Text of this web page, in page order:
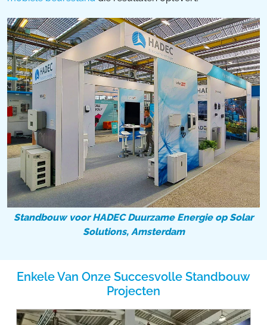
Standbouw voor HADEC Duurzame Energie op Solar
Solutions, Amsterdam
Enkele Van Onze Succesvolle Standbouw
Projecten